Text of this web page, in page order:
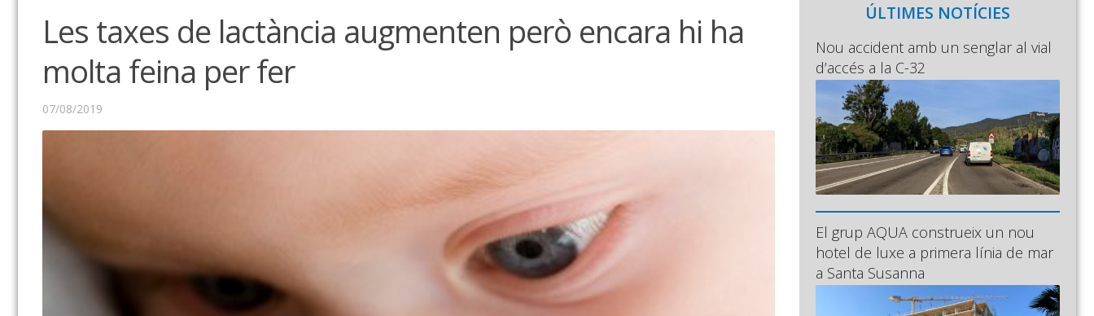
Les taxes de lactància augmenten però encara hi ha
molta feina per fer
07/08/2019
ÚLTIMES NOTÍCIES
Nou accident amb un senglar al vial
d’accés a la C-32
El grup AQUA construeix un nou
hotel de luxe a primera línia de mar
a Santa Susanna